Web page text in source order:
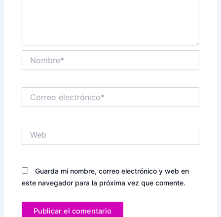
electrónico*
Guarda mi nombre, correo electrónico y web en
este navegador para la próxima vez que comente.